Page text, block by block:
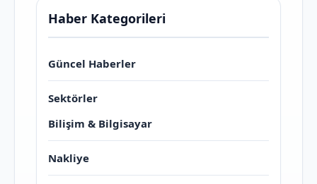
Haber Kategorileri
Güncel Haberler
Sektörler
Bilişim & Bilgisayar
Nakliye